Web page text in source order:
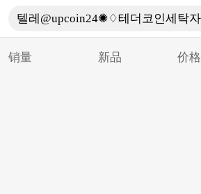
销量 新品 价格